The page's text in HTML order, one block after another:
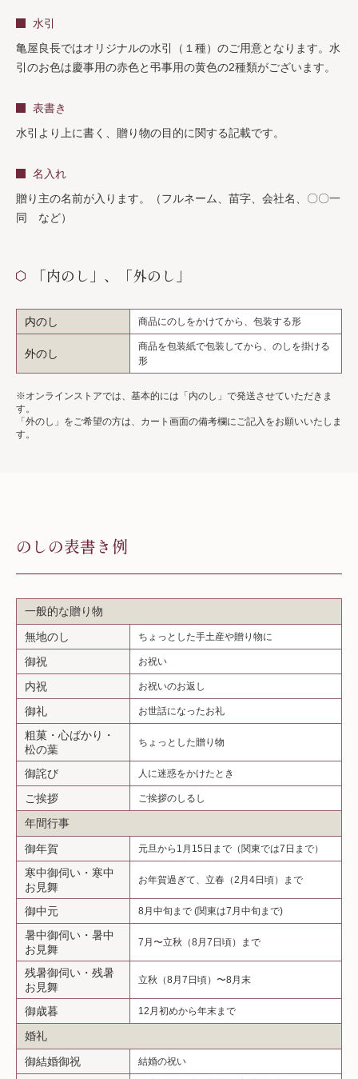
水引
亀屋良長ではオリジナルの水引（１種）のご用意となります。水
引のお色は慶事用の赤色と弔事用の黄色の2種類がございます。
表書き
水引より上に書く、贈り物の目的に関する記載です。
名入れ
贈り主の名前が入ります。（フルネーム、苗字、会社名、〇〇一
同 など）
「内のし」、「外のし」
内のし 商品にのしをかけてから、包装する形
外のし
商品を包装紙で包装してから、のしを掛ける
形
※オンラインストアでは、基本的には「内のし」で発送させていただきま
す。
「外のし」をご希望の方は、カート画面の備考欄にご記入をお願いいたしま
す。
のしの表書き例
一般的な贈り物
無地のし
ちょっとした手土産や贈り物に
御祝 お祝い
内祝 お祝いのお返し
御礼 お世話になったお礼
粗菓・心ばかり・
松の葉
ちょっとした贈り物
御詫び 人に迷惑をかけたとき
ご挨拶 ご挨拶のしるし
年間行事
御年賀
元旦から1月15日まで（関東では7日まで）
寒中御伺い・寒中
お見舞
お年賀過ぎて、立春（2月4日頃）まで
御中元 8月中旬まで (関東は7月中旬まで)
暑中御伺い・暑中
お見舞
7月〜立秋（8月7日頃）まで
残暑御伺い・残暑
お見舞
立秋（8月7日頃）〜8月末
御歳暮 12月初めから年末まで
婚礼
御結婚御祝
結婚の祝い